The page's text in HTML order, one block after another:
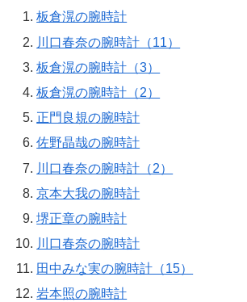
板倉滉の腕時計
川口春奈の腕時計（11）
板倉滉の腕時計（3）
板倉滉の腕時計（2）
正門良規の腕時計
佐野晶哉の腕時計
川口春奈の腕時計（2）
京本大我の腕時計
堺正章の腕時計
川口春奈の腕時計
田中みな実の腕時計（15）
岩本照の腕時計